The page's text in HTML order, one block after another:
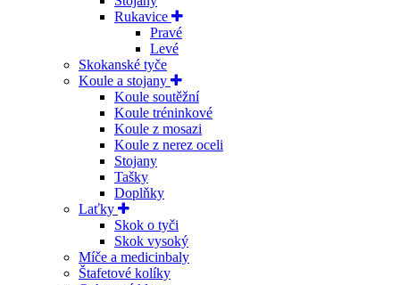
Rukavice
Pravé
Levé
Skokanské tyče
Koule a stojany
Koule soutěžní
Koule tréninkové
Koule z mosazi
Koule z nerez oceli
Stojany
Tašky
Doplňky
Laťky
Skok o tyči
Skok vysoký
Míče a medicinbaly
Štafetové kolíky